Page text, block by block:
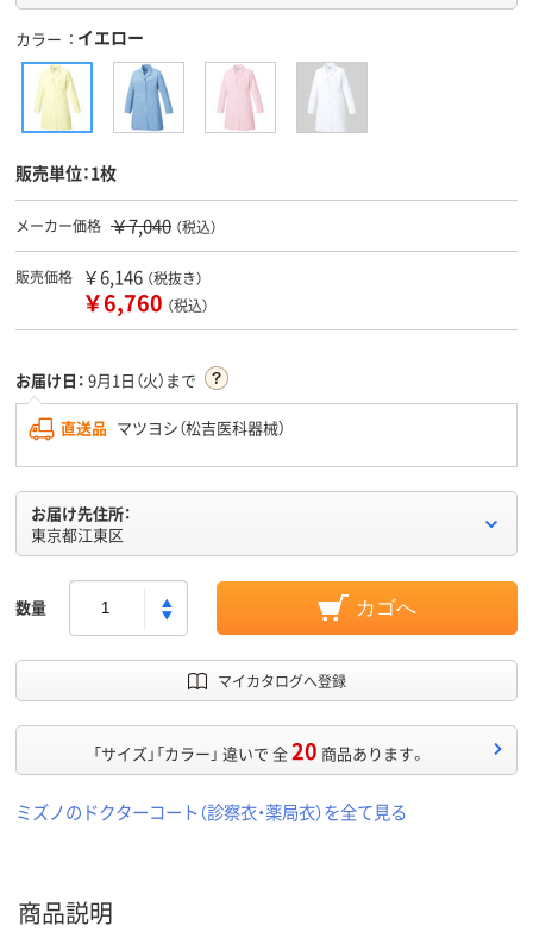
カラー イエロー
販売単位：1枚
メーカー価格 ￥7,040 （税込）
販売価格 ￥6,146 （税抜き）
￥6,760 （税込）
お届け日： 9月1日（火）まで
直送品 マツヨシ（松吉医科器械）
お届け先住所：
東京都江東区
数量 カゴへ
マイカタログへ登録
「サイズ」「カラー」 違いで 全20 商品あります。
ミズノのドクターコート（診察衣・薬局衣）を全て見る
商品説明